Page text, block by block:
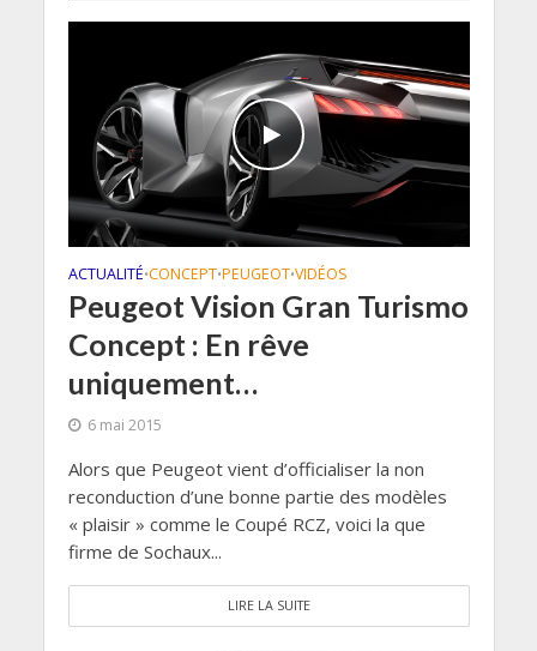
ACTUALITÉ•CONCEPT•PEUGEOT•VIDÉOS
Peugeot Vision Gran Turismo
Concept : En rêve
uniquement…
6 mai 2015
Alors que Peugeot vient d’officialiser la non
reconduction d’une bonne partie des modèles
« plaisir » comme le Coupé RCZ, voici la que
firme de Sochaux...
LIRE LA SUITE